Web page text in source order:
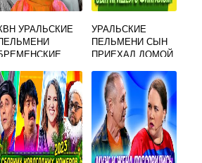
УРАЛЬСКИЕ
УРАЛЬСКИЕ
ПЕЛЬМЕНИ СЫН
ПРИЕХАЛ ДОМОЙ